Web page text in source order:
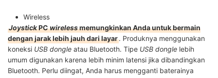
Wireless
JoystickPCwirelessmemungkinkan Anda untuk bermain
dengan jarak lebih jauh dari layar. Produknya menggunakan
koneksi USB dongle atau Bluetooth. Tipe USB dongle lebih
umum digunakan karena lebih minim latensi jika dibandingkan
Bluetooth. Perlu diingat, Anda harus mengganti baterainya